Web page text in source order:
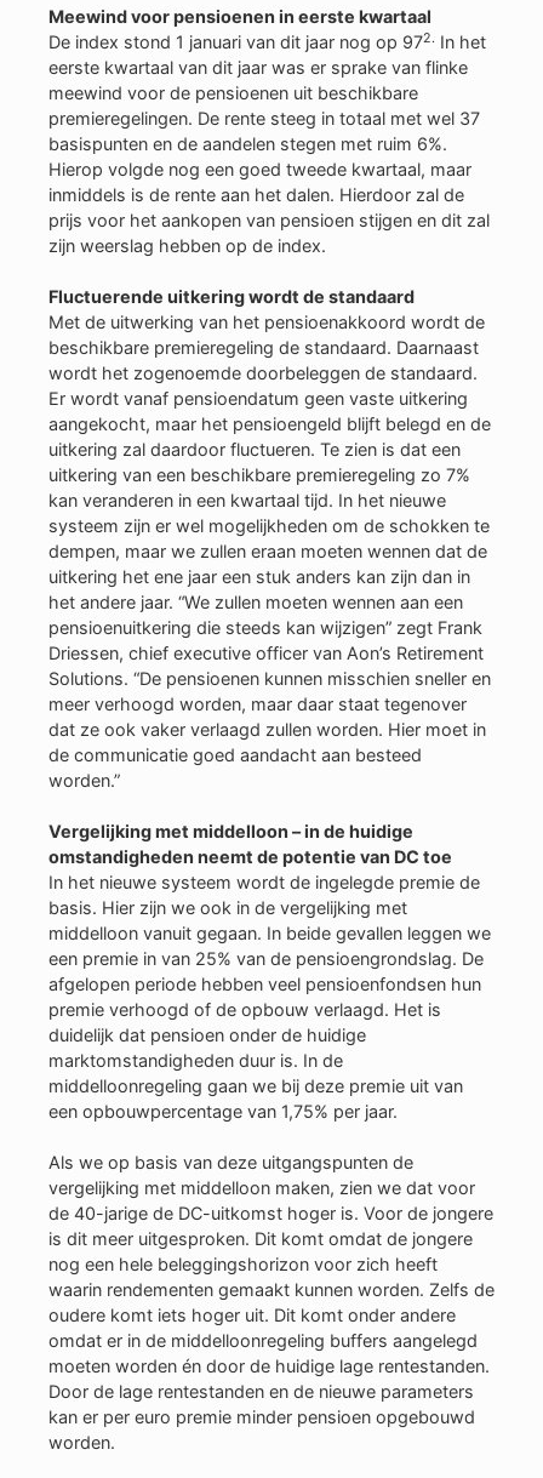
Meewind voor pensioenen in eerste kwartaal
De index stond 1 januari van dit jaar nog op 972. In het
eerste kwartaal van dit jaar was er sprake van flinke
meewind voor de pensioenen uit beschikbare
premieregelingen. De rente steeg in totaal met wel 37
basispunten en de aandelen stegen met ruim 6%.
Hierop volgde nog een goed tweede kwartaal, maar
inmiddels is de rente aan het dalen. Hierdoor zal de
prijs voor het aankopen van pensioen stijgen en dit zal
zijn weerslag hebben op de index.
Fluctuerende uitkering wordt de standaard
Met de uitwerking van het pensioenakkoord wordt de
beschikbare premieregeling de standaard. Daarnaast
wordt het zogenoemde doorbeleggen de standaard.
Er wordt vanaf pensioendatum geen vaste uitkering
aangekocht, maar het pensioengeld blijft belegd en de
uitkering zal daardoor fluctueren. Te zien is dat een
uitkering van een beschikbare premieregeling zo 7%
kan veranderen in een kwartaal tijd. In het nieuwe
systeem zijn er wel mogelijkheden om de schokken te
dempen, maar we zullen eraan moeten wennen dat de
uitkering het ene jaar een stuk anders kan zijn dan in
het andere jaar. “We zullen moeten wennen aan een
pensioenuitkering die steeds kan wijzigen” zegt Frank
Driessen, chief executive officer van Aon’s Retirement
Solutions. “De pensioenen kunnen misschien sneller en
meer verhoogd worden, maar daar staat tegenover
dat ze ook vaker verlaagd zullen worden. Hier moet in
de communicatie goed aandacht aan besteed
worden.”
Vergelijking met middelloon – in de huidige
omstandigheden neemt de potentie van DC toe
In het nieuwe systeem wordt de ingelegde premie de
basis. Hier zijn we ook in de vergelijking met
middelloon vanuit gegaan. In beide gevallen leggen we
een premie in van 25% van de pensioengrondslag. De
afgelopen periode hebben veel pensioenfondsen hun
premie verhoogd of de opbouw verlaagd. Het is
duidelijk dat pensioen onder de huidige
marktomstandigheden duur is. In de
middelloonregeling gaan we bij deze premie uit van
een opbouwpercentage van 1,75% per jaar.
Als we op basis van deze uitgangspunten de
vergelijking met middelloon maken, zien we dat voor
de 40-jarige de DC-uitkomst hoger is. Voor de jongere
is dit meer uitgesproken. Dit komt omdat de jongere
nog een hele beleggingshorizon voor zich heeft
waarin rendementen gemaakt kunnen worden. Zelfs de
oudere komt iets hoger uit. Dit komt onder andere
omdat er in de middelloonregeling buffers aangelegd
moeten worden én door de huidige lage rentestanden.
Door de lage rentestanden en de nieuwe parameters
kan er per euro premie minder pensioen opgebouwd
worden.